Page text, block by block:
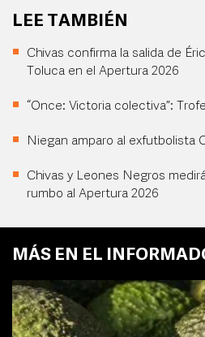
LEE TAMBIÉN
Chivas confirma la salida de
Toluca en el Apertura 2026
“Once: Victoria colectiva”:
Niegan amparo al exfutbolista
Chivas y Leones Negros
rumbo al Apertura 2026
MÁS EN EL